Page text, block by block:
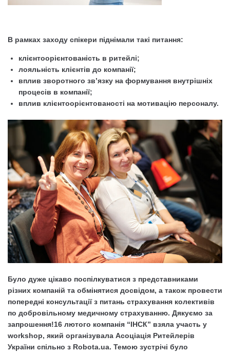
В рамках заходу спікери піднімали такі питання:
клієнтоорієнтованість в ритейлі;
лояльність клієнтів до компанії;
вплив зворотного зв’язку на формування внутрішніх
процесів в компанії;
вплив клієнтоорієнтованості на мотивацію персоналу.
Було дуже цікаво поспілкуватися з представниками
різних компаній та обмінятися досвідом, а також провести
попередні консультації з питань страхування колективів
по добровільному медичному страхуванню. Дякуємо за
запрошення!16 лютого компанія “ІНСК” взяла участь у
workshop, який організувала Асоціація Ритейлерів
України спільно з Robota.ua. Темою зустрічі було